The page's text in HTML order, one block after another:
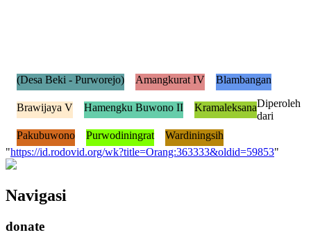
(Desa Beki - Purworejo) Amangkurat IV Blambangan
Brawijaya V Hamengku Buwono II Kramaleksana
Pakubuwono Purwodiningrat Wardiningsih
Diperoleh
dari
"https://id.rodovid.org/wk?title=Orang:363333&oldid=59853"
Navigasi
donate